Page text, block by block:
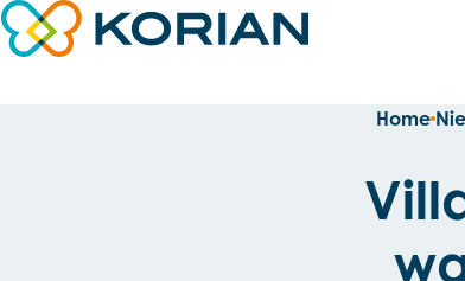
Direct naar content
Terug naar de startpagina
Home